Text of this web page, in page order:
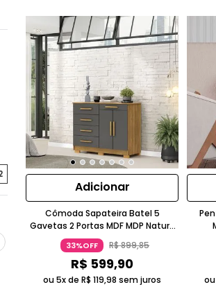
Adicionar
Cômoda Sapateira Batel 5
Gavetas 2 Portas MDF MDP Nature
Chumbo Gran Belo
33%OFF R$899,85
R$ 599,90
ou 5x deR$ 119,98 sem juros